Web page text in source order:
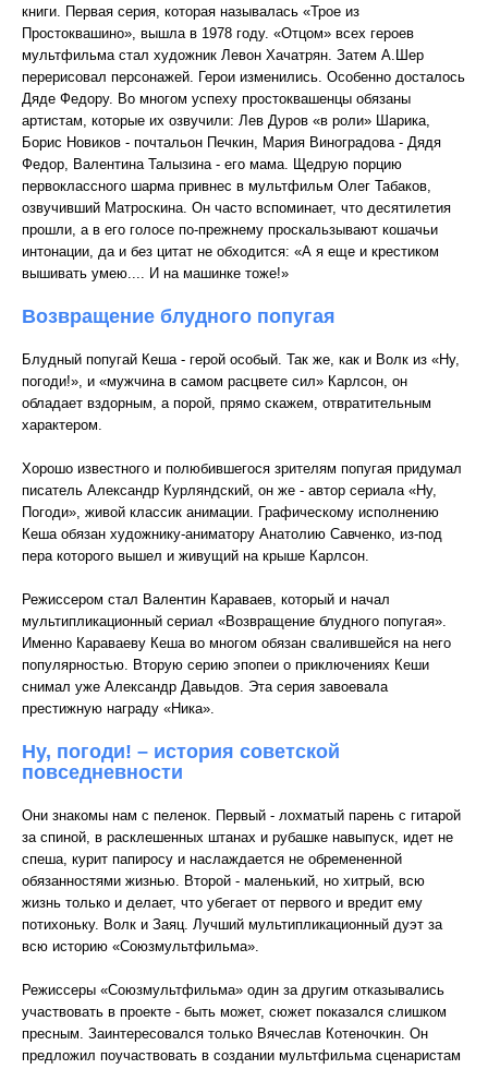
книги. Первая серия, которая называлась «Трое из
Простоквашино», вышла в 1978 году. «Отцом» всех героев
мультфильма стал художник Левон Хачатрян. Затем А.Шер
перерисовал персонажей. Герои изменились. Особенно досталось
Дяде Федору. Во многом успеху простоквашенцы обязаны
артистам, которые их озвучили: Лев Дуров «в роли» Шарика,
Борис Новиков - почтальон Печкин, Мария Виноградова - Дядя
Федор, Валентина Талызина - его мама. Щедрую порцию
первоклассного шарма привнес в мультфильм Олег Табаков,
озвучивший Матроскина. Он часто вспоминает, что десятилетия
прошли, а в его голосе по-прежнему проскальзывают кошачьи
интонации, да и без цитат не обходится: «А я еще и крестиком
вышивать умею.... И на машинке тоже!»
Возвращение блудного попугая
Блудный попугай Кеша - герой особый. Так же, как и Волк из «Ну,
погоди!», и «мужчина в самом расцвете сил» Карлсон, он
обладает вздорным, а порой, прямо скажем, отвратительным
характером.
Хорошо известного и полюбившегося зрителям попугая придумал
писатель Александр Курляндский, он же - автор сериала «Ну,
Погоди», живой классик анимации. Графическому исполнению
Кеша обязан художнику-аниматору Анатолию Савченко, из-под
пера которого вышел и живущий на крыше Карлсон.
Режиссером стал Валентин Караваев, который и начал
мультипликационный сериал «Возвращение блудного попугая».
Именно Караваеву Кеша во многом обязан свалившейся на него
популярностью. Вторую серию эпопеи о приключениях Кеши
снимал уже Александр Давыдов. Эта серия завоевала
престижную награду «Ника».
Ну, погоди! – история советской
повседневности
Они знакомы нам с пеленок. Первый - лохматый парень с гитарой
за спиной, в расклешенных штанах и рубашке навыпуск, идет не
спеша, курит папиросу и наслаждается не обремененной
обязанностями жизнью. Второй - маленький, но хитрый, всю
жизнь только и делает, что убегает от первого и вредит ему
потихоньку. Волк и Заяц. Лучший мультипликационный дуэт за
всю историю «Союзмультфильма».
Режиссеры «Союзмультфильма» один за другим отказывались
участвовать в проекте - быть может, сюжет показался слишком
пресным. Заинтересовался только Вячеслав Котеночкин. Он
предложил поучаствовать в создании мультфильма сценаристам